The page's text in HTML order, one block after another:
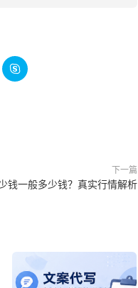

下一篇
钱一般多少钱？真实行情解析